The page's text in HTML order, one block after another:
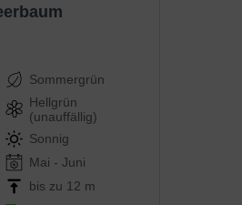
Sommergrün
Hellgrün
(unauffällig)
Sonnig
Mai - Juni
bis zu 12 m